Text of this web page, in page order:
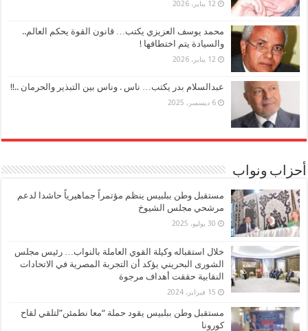
12 يناير، 2026
محمد يوسف العزيزي يكتب… قانون القوة يحكم العالم..
والسيادة يتم اختطافها !
12 يناير، 2026
عبدالسلام بدر يكتب… ناس . وناس بين التبذير والحرمان ..!!
6 ديسمبر، 2025
أحزاب ونواب
مستقبل وطن ببلبيس ينظم مؤتمراً جماهيرياً حاشدا لدعم
مرشحي مجلس الشيوخ
30 يوليو، 2025
خلال استقباله وكيلة القوي العاملة بالنواب… رئيس مجلس
الشورى البحريني يؤكد أن التجربة المصرية في الاتحادات
النقابية حققت أهداف مرجوة
15 فبراير، 2024
مستقبل وطن ببلبيس يقود حملة “معا نطمئن”لتلقي لقاح
كورونا